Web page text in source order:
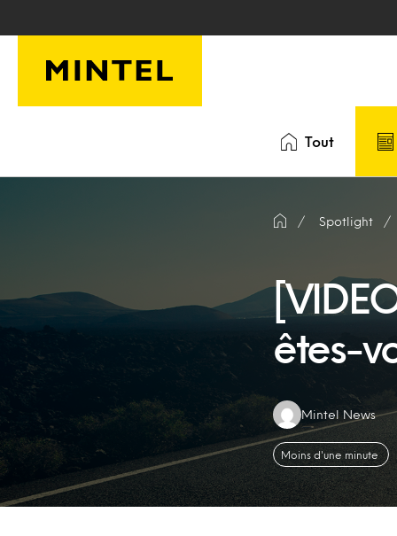
Tout
Spotlight
êtes-
Authors:
Mintel News
Moins d'une minute